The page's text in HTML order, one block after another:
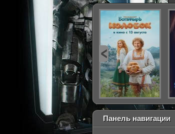
Панель навигации